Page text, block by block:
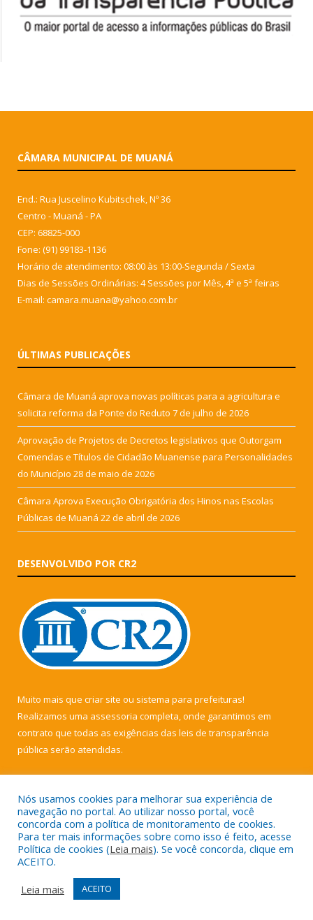
CÂMARA MUNICIPAL DE MUANÁ
End.: Rua Juscelino Kubitschek, Nº 36
Centro - Muaná - PA
CEP: 68825-000
Fone: (91) 99183-1136
Horário de atendimento: 08:00 às 13:00-Segunda / Sexta
Dias de Sessões Ordinárias: 4 Sessões por Mês, 4ª e 5ª feiras
E-mail: camara.muana@yahoo.com.br
ÚLTIMAS PUBLICAÇÕES
Câmara de Muaná aprova novas políticas para a agricultura e
solicita reforma da Ponte do Reduto 7 de julho de 2026
Aprovação de Projetos de Decretos legislativos que Outorgam
Comendas e Títulos de Cidadão Muanense para Personalidades
do Município 28 de maio de 2026
Câmara Aprova Execução Obrigatória dos Hinos nas Escolas
Públicas de Muaná 22 de abril de 2026
DESENVOLVIDO POR CR2
Muito mais que criar site ou sistema para prefeituras!
Realizamos uma assessoria completa, onde garantimos em
contrato que todas as exigências das leis de transparência
pública serão atendidas.
Todos os direitos reservados a Câmara Municipal de Muaná.
Mapa do Site
Acessar Área Administrativa
Acessar Webmail
Nós usamos cookies para melhorar sua experiência de
navegação no portal. Ao utilizar nosso portal, você
concorda com a política de monitoramento de cookies.
Para ter mais informações sobre como isso é feito, acesse
Política de cookies (Leia mais). Se você concorda, clique em
ACEITO.
Leia mais
ACEITO